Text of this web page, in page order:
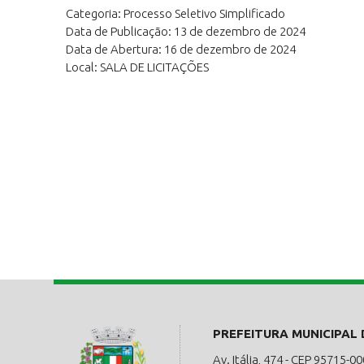
Categoria: Processo Seletivo Simplificado
Data de Publicação: 13 de dezembro de 2024
Data de Abertura: 16 de dezembro de 2024
Local: SALA DE LICITAÇÕES
PREFEITURA MUNICIPAL
Av. Itália, 474 - CEP 95715-